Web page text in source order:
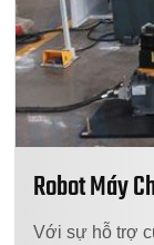
Robot Máy
Với sự hỗ trợ